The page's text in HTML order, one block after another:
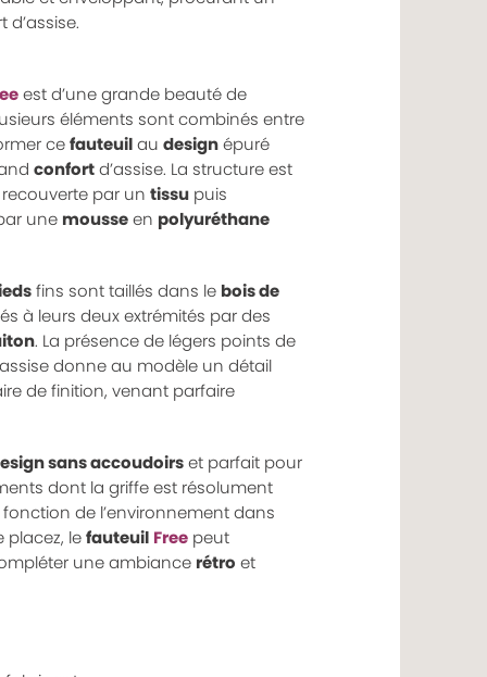
est d’une grande beauté de
éléments sont combinés entre
cefauteuilau designépuré
confortd’assise. La structure est
recouverte par un tissupuis
une mousseen polyuréthane
fins sont taillés dans le bois de
à leurs deux extrémités par des
. La présence de légers points de
donne au modèle un détail
de finition, venant parfaire
sans accoudoirset parfait pour
dont la griffe est résolument
fonction de l’environnement dans
placez, lefauteuil Freepeut
une ambiance rétro et